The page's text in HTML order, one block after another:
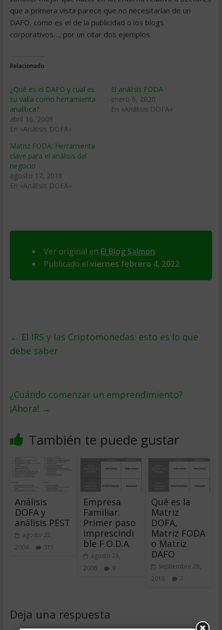
que a primera vista parece que no necesitarían de un
DAFO, como es el de la publicidad o los blogs
corporativos…, por un citar dos ejemplos.
Relacionado
¿Qué es el DAFO y cual es
su valía como herramienta
analítica?
abril 16, 2009
En «Análisis DOFA»
El análisis FODA
enero 6, 2020
En «Análisis DOFA»
Matriz FODA: Herramienta
clave para el análisis del
negocio
agosto 17, 2018
En «Análisis DOFA»
Ver original en El Blog Salmon
Publicado el viernes febrero 4, 2022
← El IRS y las Criptomonedas: esto es lo que
debe saber
¿Cuándo comenzar un emprendimiento?
¡Ahora! →
También te puede gustar
Análisis
DOFA y
análisis PEST
agosto 22,
2004
311
Empresa
Familiar:
Primer paso
imprescindi
ble F.O.D.A.
agosto 28,
2006
9
Qué es la
Matriz
DOFA,
Matriz FODA
o Matriz
DAFO
septiembre 28,
2018
7
Deja una respuesta